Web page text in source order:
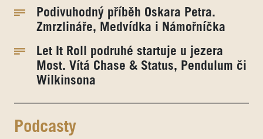
Podivuhodný příběh Oskara Petra.
Zmrzlináře, Medvídka i Námořníčka
Let It Roll podruhé startuje u jezera
Most. Vítá Chase & Status, Pendulum či
Wilkinsona
Podcasty